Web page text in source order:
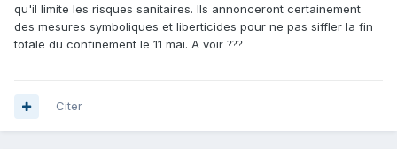
qu'il limite les risques sanitaires. Ils annonceront certainement
des mesures symboliques et liberticides pour ne pas siffler la fin
totale du confinement le 11 mai. A voir ???
Citer